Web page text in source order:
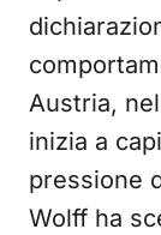
Austria,
inizia a
pressione
Wolff ha